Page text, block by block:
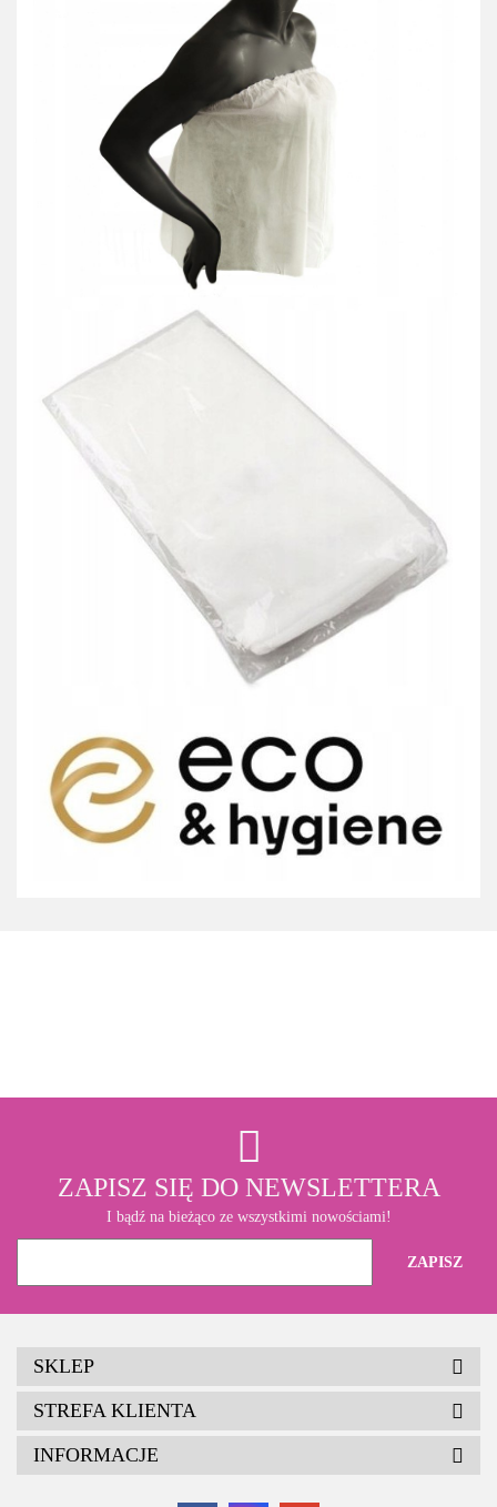
ZAPISZ SIĘ DO NEWSLETTERA
I bądź na bieżąco ze wszystkimi nowościami!
SKLEP
STREFA KLIENTA
INFORMACJE